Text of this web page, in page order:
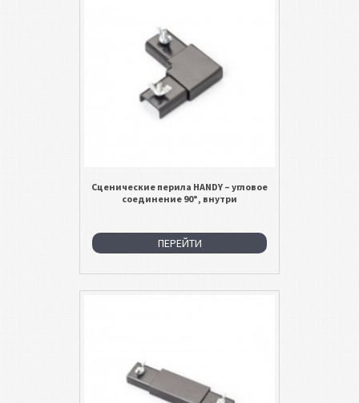
Сценические перила HANDY – угловое
соединение 90°, внутри
ПЕРЕЙТИ